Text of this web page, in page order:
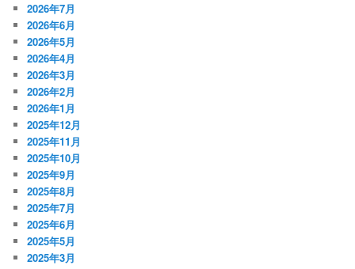
2026年7月
2026年6月
2026年5月
2026年4月
2026年3月
2026年2月
2026年1月
2025年12月
2025年11月
2025年10月
2025年9月
2025年8月
2025年7月
2025年6月
2025年5月
2025年3月